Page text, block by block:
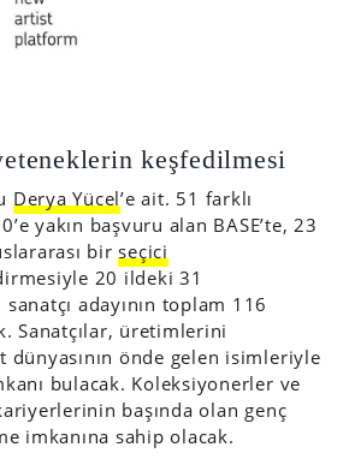
keşfedilmesi
Derya Yücel’e ait. 51 farklı
yakın başvuru alan BASE’te, 23
bir seçici
20 ildeki 31
adayının toplam 116
Sanatçılar, üretimlerini
dünyasının önde gelen isimleriyle
bulacak. Koleksiyonerler ve
başında olan genç
imkanına sahip olacak.